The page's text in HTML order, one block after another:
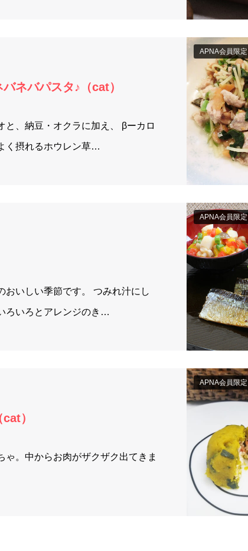
APNA会員限定
ネバパスタ♪（cat）
と、納豆・オクラに加え、 βーカロ
く摂れるホウレン草…
APNA会員限定
おいしい季節です。 つみれ汁にし
ろいろとアレンジのき…
APNA会員限定
）
ゃ。中からお肉がザクザク出てきま